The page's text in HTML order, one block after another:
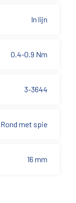
In lijn
0.4-0.9 Nm
3-3644
Rond met spie
16 mm